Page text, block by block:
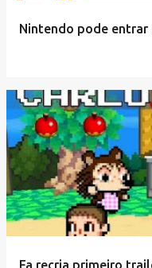
Nintendo pode entrar
Fa recria primeiro